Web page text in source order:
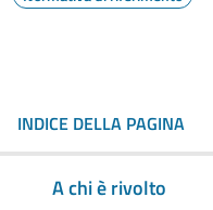
INDICE DELLA PAGINA
A chi è rivolto